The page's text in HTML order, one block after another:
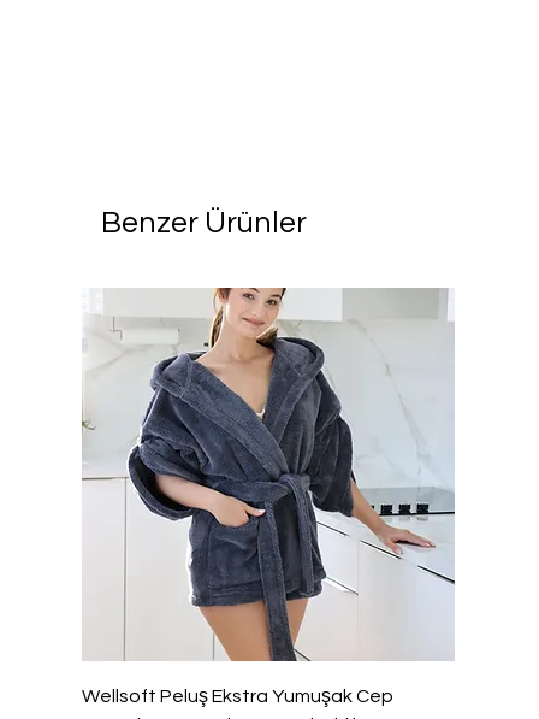
Benzer Ürünler
Wellsoft Peluş Ekstra Yumuşak Cep